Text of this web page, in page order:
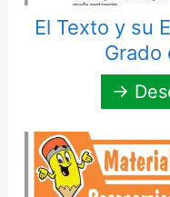
El Texto y su
Grado
→